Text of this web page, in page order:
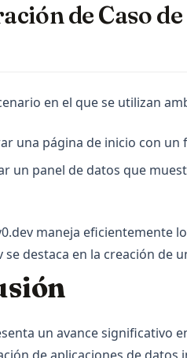
de Caso
en el que se utilizan
a new tab)
una página de inicio con
in a new tab)
un panel de datos que
maneja eficientemente
se destaca en la creación de
un avance significativo